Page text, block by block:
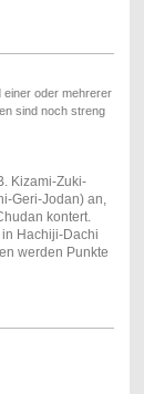
einer oder mehrerer
sind noch streng
Kizami-Zuki-
Geri-Jodan) an,
kontert.
Hachiji-Dachi
werden Punkte